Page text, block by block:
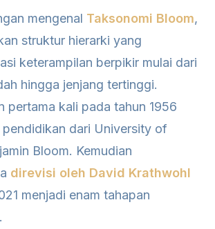
mengenal Taksonomi Bloom,
struktur hierarki yang
keterampilan berpikir mulai dari
hingga jenjang tertinggi.
pertama kali pada tahun 1956
dari University of
Bloom. Kemudian
direvisi oleh David Krathwohl
menjadi enam tahapan